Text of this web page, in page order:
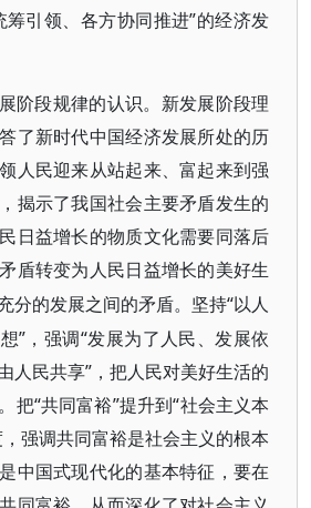
筹引领、各方协同推进”的经济发
阶段规律的认识。新发展阶段理
了新时代中国经济发展所处的历
人民迎来从站起来、富起来到强
揭示了我国社会主要矛盾发生的
日益增长的物质文化需要同落后
盾转变为人民日益增长的美好生
分的发展之间的矛盾。坚持“以人
”，强调“发展为了人民、发展依
人民共享”，把人民对美好生活的
把“共同富裕”提升到“社会主义本
强调共同富裕是社会主义的根本
中国式现代化的基本特征，要在